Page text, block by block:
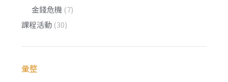
金錢危機 (7)
課程活動 (30)
彙整